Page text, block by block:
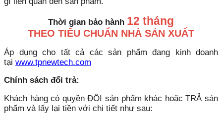
Thời gian bảo hành 12 tháng
THEO TIÊU CHUẨN NHÀ SẢN XUẤT
Áp dụng cho tất cả các sản phẩm đang kinh doanh
tại www.tpnewtech.com
Chính sách đổi trả:
Khách hàng có quyền ĐỔI sản phẩm khác hoặc TRẢ sản
phẩm và lấy lại tiền với chi tiết như sau: